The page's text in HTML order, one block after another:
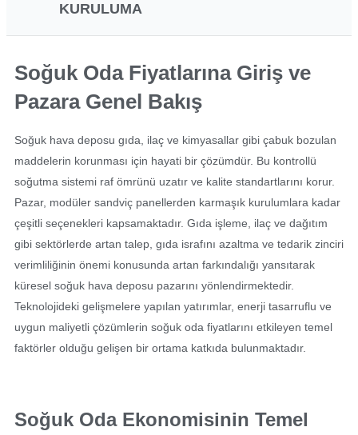
KURULUMA
Soğuk Oda Fiyatlarına Giriş ve
Pazara Genel Bakış
Soğuk hava deposu gıda, ilaç ve kimyasallar gibi çabuk bozulan
maddelerin korunması için hayati bir çözümdür. Bu kontrollü
soğutma sistemi raf ömrünü uzatır ve kalite standartlarını korur.
Pazar, modüler sandviç panellerden karmaşık kurulumlara kadar
çeşitli seçenekleri kapsamaktadır. Gıda işleme, ilaç ve dağıtım
gibi sektörlerde artan talep, gıda israfını azaltma ve tedarik zinciri
verimliliğinin önemi konusunda artan farkındalığı yansıtarak
küresel soğuk hava deposu pazarını yönlendirmektedir.
Teknolojideki gelişmelere yapılan yatırımlar, enerji tasarruflu ve
uygun maliyetli çözümlerin soğuk oda fiyatlarını etkileyen temel
faktörler olduğu gelişen bir ortama katkıda bulunmaktadır.
Soğuk Oda Ekonomisinin Temel